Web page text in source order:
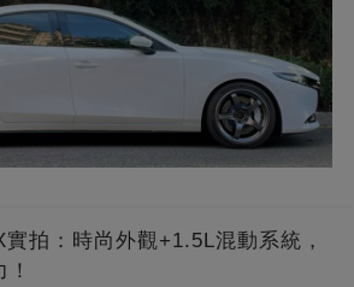
拍：時尚外觀+1.5L混動系統，